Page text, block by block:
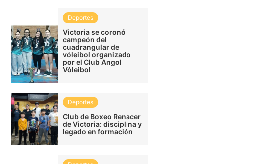
Deportes
Victoria se coronó
campeón del
cuadrangular de
vóleibol organizado
por el Club Angol
Vóleibol
Deportes
Club de Boxeo Renacer
de Victoria: disciplina y
legado en formación